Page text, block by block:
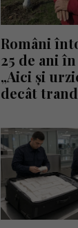
Români
25 de ani
„Aici și
decât